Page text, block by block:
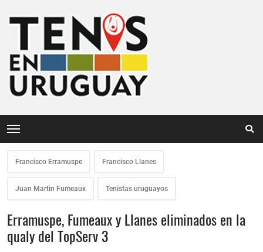
Francisco Erramuspe Francisco Llanes
Juan Martin Fumeaux Tenistas uruguayos
Erramuspe, Fumeaux y Llanes eliminados en la
qualy del TopServ 3